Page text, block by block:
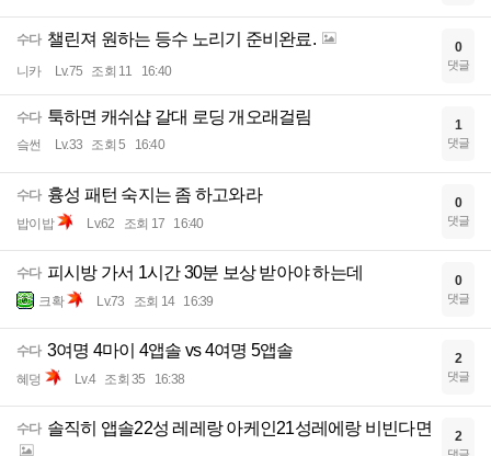
수다 챌린져 원하는 등수 노리기 준비완료.
니카 Lv.75 조회 11 16:40
0
댓글
수다 툭하면 캐쉬샵 갈대 로딩 개오래걸림
슼썬 Lv.33 조회 5 16:40
1
댓글
수다 흉성 패턴 숙지는 좀 하고와라
밥이밥 Lv.62 조회 17 16:40
0
댓글
수다 피시방 가서 1시간 30분 보상 받아야 하는데
크확 Lv.73 조회 14 16:39
0
댓글
수다 3여명 4마이 4앱솔 vs 4여명 5앱솔
혜덩 Lv.4 조회 35 16:38
2
댓글
수다 솔직히 앱솔22성 레레랑 아케인21성레에랑 비빈다면 2